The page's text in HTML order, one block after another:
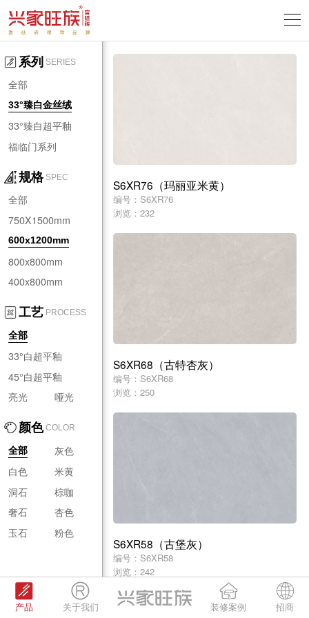
系列 SERIES
全部
33°臻白金丝绒
33°臻白超平釉
福临门系列
规格 SPEC
全部
750X1500mm
600x1200mm
800x800mm
400x800mm
工艺 PROCESS
全部
33°白超平釉
45°白超平釉
亮光
哑光
颜色 COLOR
全部
灰色
白色
米黄
洞石
棕咖
奢石
杏色
玉石
粉色
S6XR76（玛丽亚米黄）
编号：S6XR76
浏览：232
S6XR68（古特杏灰）
编号：S6XR68
浏览：250
S6XR58（古堡灰）
编号：S6XR58
浏览：242
产品 关于我们 装修案例 招商